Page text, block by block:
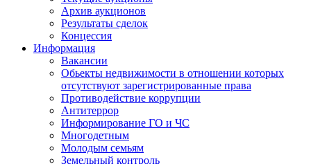
Архив аукционов
Результаты сделок
Концессия
Информация
Вакансии
Обьекты недвижимости в отношении которых
отсутствуют зарегистрированные права
Противодействие коррупции
Антитеррор
Информирование ГО и ЧС
Многодетным
Молодым семьям
Земельный контроль